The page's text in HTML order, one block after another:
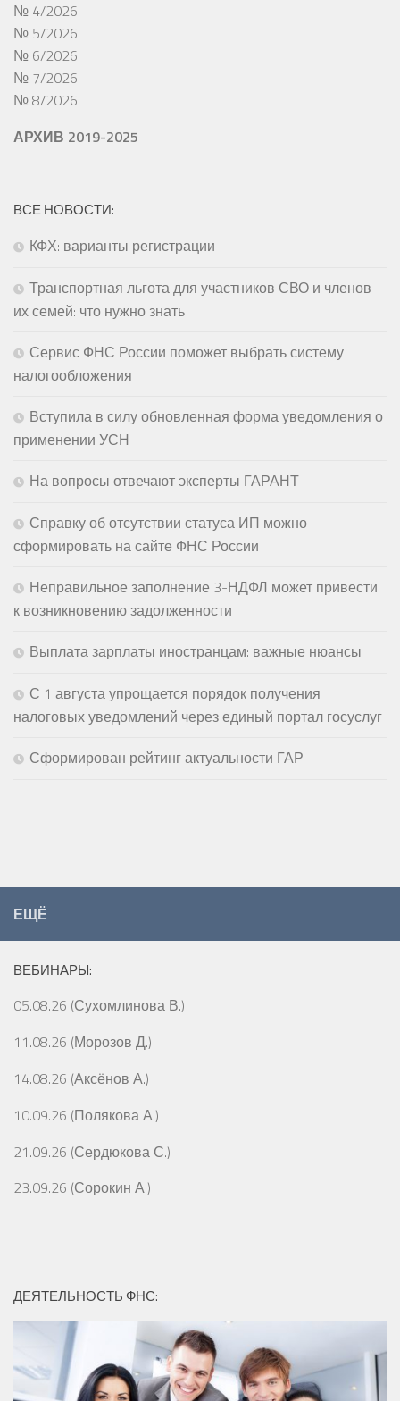
№ 4/2026
№ 5/2026
№ 6/2026
№ 7/2026
№ 8/2026
АРХИВ 2019-2025
ВСЕ НОВОСТИ:
КФХ: варианты регистрации
Транспортная льгота для участников СВО и членов
их семей: что нужно знать
Сервис ФНС России поможет выбрать систему
налогообложения
Вступила в силу обновленная форма уведомления о
применении УСН
На вопросы отвечают эксперты ГАРАНТ
Справку об отсутствии статуса ИП можно
сформировать на сайте ФНС России
Неправильное заполнение 3-НДФЛ может привести
к возникновению задолженности
Выплата зарплаты иностранцам: важные нюансы
С 1 августа упрощается порядок получения
налоговых уведомлений через единый портал госуслуг
Сформирован рейтинг актуальности ГАР
ЕЩЁ
ВЕБИНАРЫ:
05.08.26 (Сухомлинова В.)
11.08.26 (Морозов Д.)
14.08.26 (Аксёнов А.)
10.09.26 (Полякова А.)
21.09.26 (Сердюкова С.)
23.09.26 (Сорокин А.)
ДЕЯТЕЛЬНОСТЬ ФНС: